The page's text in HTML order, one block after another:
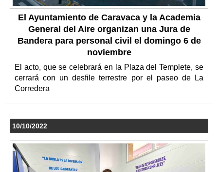
El Ayuntamiento de Caravaca y la Academia
General del Aire organizan una Jura de
Bandera para personal civil el domingo 6 de
noviembre
El acto, que se celebrará en la Plaza del Templete, se
cerrará con un desfile terrestre por el paseo de La
Corredera
10/10/2022